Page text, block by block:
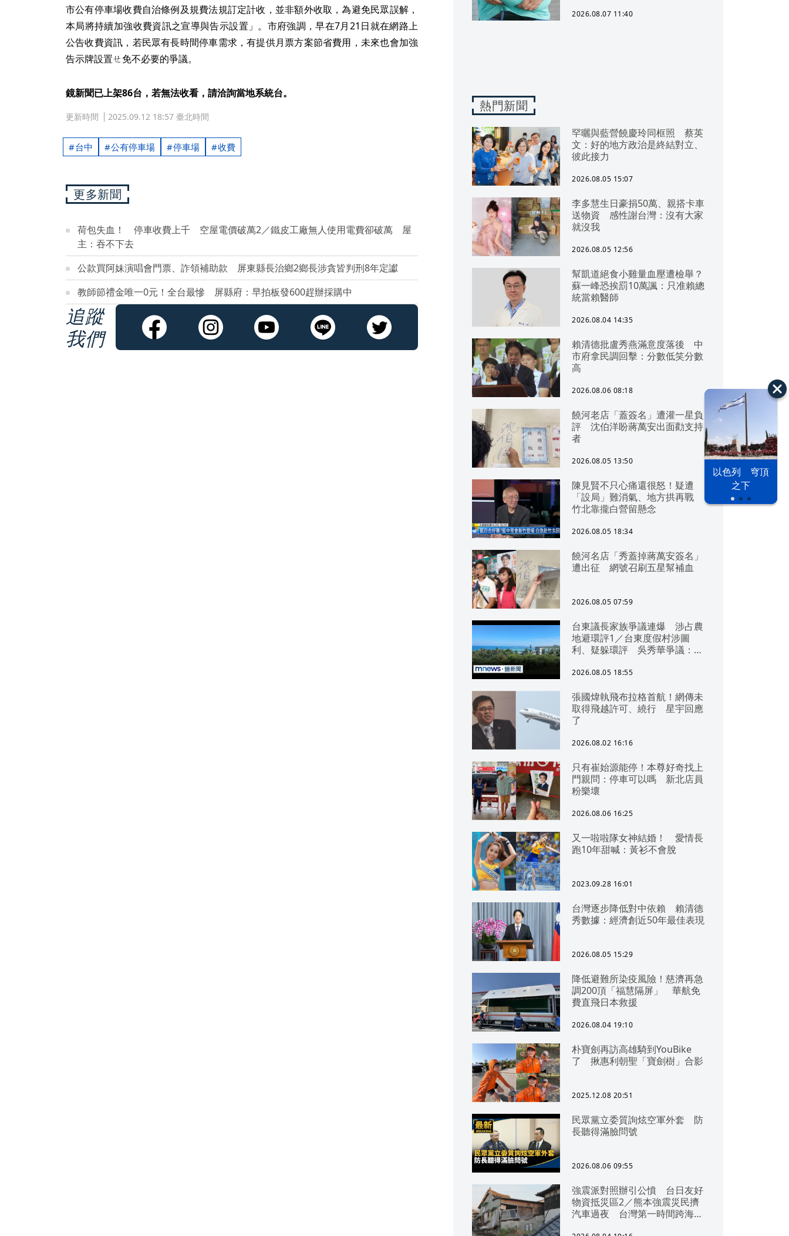
以色列 穹頂
之下
市公有停車場收費自治條例及規費法規訂定計收，並非額外收取，為避免民眾誤解，
本局將持續加強收費資訊之宣導與告示設置」。市府強調，早在7月21日就在網路上
公告收費資訊，若民眾有長時間停車需求，有提供月票方案節省費用，未來也會加強
告示牌設置ㄝ免不必要的爭議。
鏡新聞已上架86台，若無法收看，請洽詢當地系統台。
更新時間 2025.09.12 18:57 臺北時間
台中 公有停車場 停車場 收費
更多新聞
荷包失血！ 停車收費上千 空屋電價破萬2／鐵皮工廠無人使用電費卻破萬 屋
主：吞不下去
公款買阿妹演唱會門票、詐領補助款 屏東縣長治鄉2鄉長涉貪皆判刑8年定讞
教師節禮金唯一0元！全台最慘 屏縣府：早拍板發600趕辦採購中
追蹤
我們
2026.08.07 11:40
熱門新聞
罕曬與藍營饒慶玲同框照 蔡英
文：好的地方政治是終結對立、
彼此接力
2026.08.05 15:07
李多慧生日豪捐50萬、親搭卡車
送物資 感性謝台灣：沒有大家
就沒我
2026.08.05 12:56
幫凱道絕食小雞量血壓遭檢舉？
蘇一峰恐挨罰10萬諷：只准賴總
統當賴醫師
2026.08.04 14:35
賴清德批盧秀燕滿意度落後 中
市府拿民調回擊：分數低笑分數
高
2026.08.06 08:18
饒河老店「蓋簽名」遭灌一星負
評 沈伯洋盼蔣萬安出面勸支持
者
2026.08.05 13:50
陳見賢不只心痛還很怒！疑遭
「設局」難消氣、地方拱再戰
竹北靠攏白營留懸念
2026.08.05 18:34
饒河名店「秀蓋掉蔣萬安簽名」
遭出征 網號召刷五星幫補血
2026.08.05 07:59
台東議長家族爭議連爆 涉占農
地避環評1／台東度假村涉圖
利、疑躲環評 吳秀華爭議：概
2026.08.05 18:55
張國煒執飛布拉格首航！網傳未
取得飛越許可、繞行 星宇回應
了
2026.08.02 16:16
只有崔始源能停！本尊好奇找上
門親問：停車可以嗎 新北店員
粉樂壞
2026.08.06 16:25
又一啦啦隊女神結婚！ 愛情長
跑10年甜喊：黃衫不會脫
2023.09.28 16:01
台灣逐步降低對中依賴 賴清德
秀數據：經濟創近50年最佳表現
2026.08.05 15:29
降低避難所染疫風險！慈濟再急
調200頂「福慧隔屏」 華航免
費直飛日本救援
2026.08.04 19:10
朴寶劍再訪高雄騎到YouBike
了 揪惠利朝聖「寶劍樹」合影
2025.12.08 20:51
民眾黨立委質詢炫空軍外套 防
長聽得滿臉問號
2026.08.06 09:55
強震派對照辦引公憤 台日友好
物資抵災區2／熊本強震災民擠
汽車過夜 台灣第一時間跨海急